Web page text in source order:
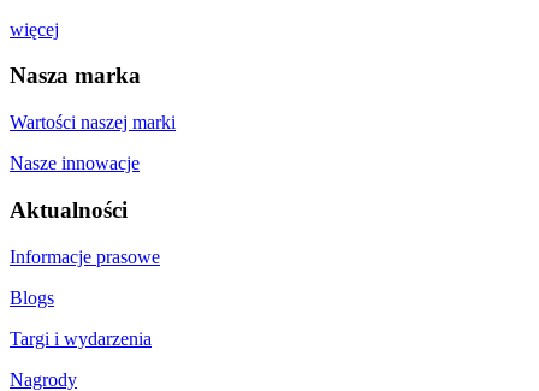
więcej
Nasza marka
Wartości naszej marki
Nasze innowacje
Aktualności
Informacje prasowe
Blogs
Targi i wydarzenia
Nagrody